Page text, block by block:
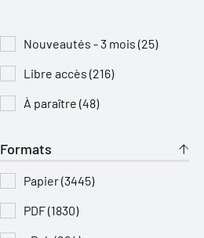
Nouveautés - 3 mois (25)
Libre accès (216)
À paraître (48)
Formats
Papier (3445)
PDF (1830)